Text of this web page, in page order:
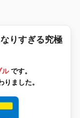
りすぎる究極
ルです。
ました。